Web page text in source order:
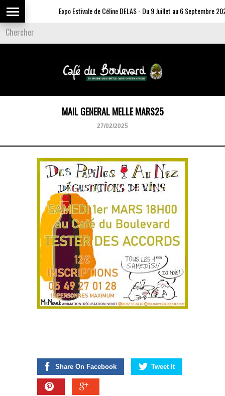
Expo Estivale de Céline DELAS - Du 9 Juillet au 6 Septembre 2026
MAIL GENERAL MELLE MARS25
27/02/2025
Share On Facebook Tweet It